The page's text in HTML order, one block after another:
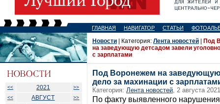
ГЛАВНАЯ НАВИГАТОР СТАТЬИ
<< 2021
>>
<<
АВГУСТ >>
Новости | Категория: Лента новостей
Под
на заведующую детсадом завели
с зарплатами
Под Воронежем на
дело за махинации с
Категория: Лента новостей, 2 августа
По факту выявленного